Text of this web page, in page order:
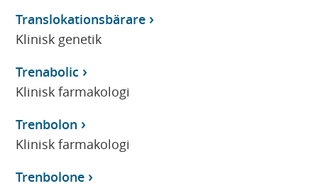
Translokationsbärare
Klinisk genetik
Trenabolic
Klinisk farmakologi
Trenbolon
Klinisk farmakologi
Trenbolone